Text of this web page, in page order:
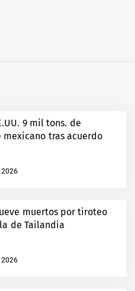
9 mil tons. de
mexicano tras acuerdo
2026
muertos por tiroteo
de Tailandia
2026